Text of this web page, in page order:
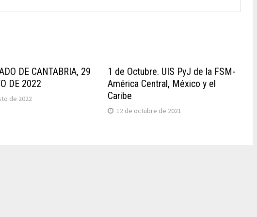
DE CANTABRIA, 29
DE 2022
de 2022
1 de Octubre. UIS PyJ de la FSM-
América Central, México y el
Caribe
12 de octubre de 2021